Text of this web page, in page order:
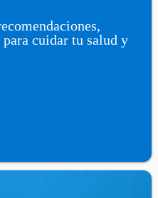
cuidar tu salud y